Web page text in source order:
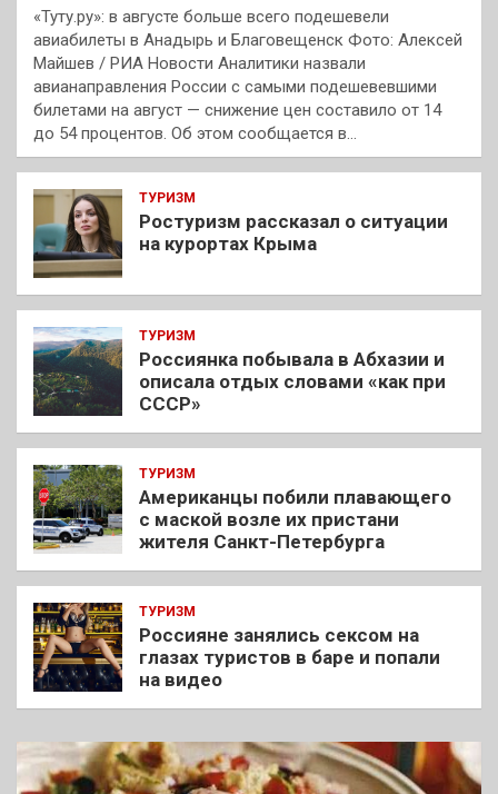
«Туту.ру»: в августе больше всего подешевели
авиабилеты в Анадырь и Благовещенск Фото: Алексей
Майшев / РИА Новости Аналитики назвали
авианаправления России с самыми подешевевшими
билетами на август — снижение цен составило от 14
до 54 процентов. Об этом сообщается в…
ТУРИЗМ
Ростуризм рассказал о ситуации
на курортах Крыма
ТУРИЗМ
Россиянка побывала в Абхазии и
описала отдых словами «как при
СССР»
ТУРИЗМ
Американцы побили плавающего
с маской возле их пристани
жителя Санкт-Петербурга
ТУРИЗМ
Россияне занялись сексом на
глазах туристов в баре и попали
на видео